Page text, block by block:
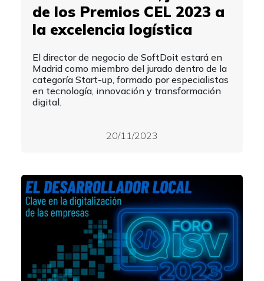
de los Premios CEL 2023 a
la excelencia logística
El director de negocio de SoftDoit estará en
Madrid como miembro del jurado dentro de la
categoría Start-up, formado por especialistas
en tecnología, innovación y transformación
digital.
20/11/2023